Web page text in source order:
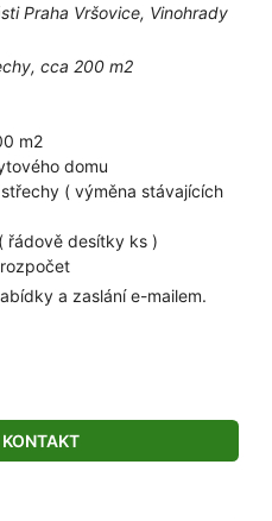
Praha Vršovice, Vinohrady
cca 200 m2
m2
domu
( výměna stávajících
řádově desítky ks )
a zaslání e-mailem.